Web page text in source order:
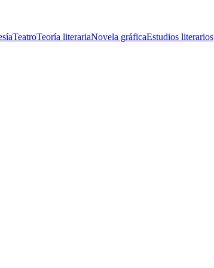
TeatroTeoría literariaNovela gráficaEstudios literarios